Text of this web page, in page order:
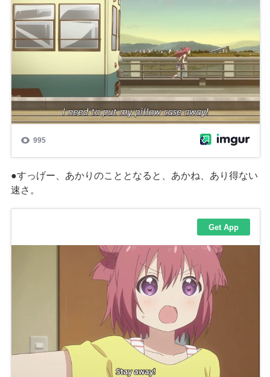
●すっげー、あかりのこととなると、あかね、あり得ない
速さ。